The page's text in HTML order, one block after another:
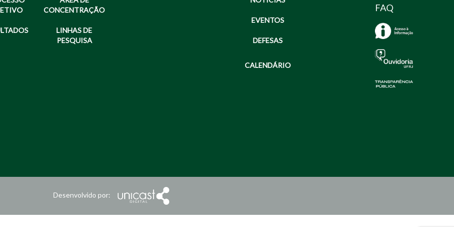
CONCENTRAÇÃO
LINHAS DE
PESQUISA
EVENTOS
DEFESAS
CALENDÁRIO
FAQ
Desenvolvido por: